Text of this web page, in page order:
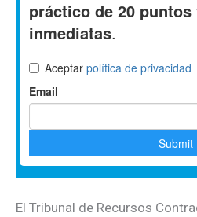
El Tribunal de Recursos